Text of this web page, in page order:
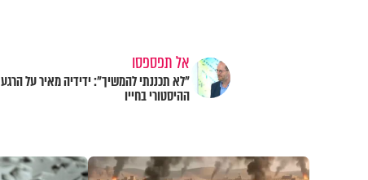
אל תפספסו
"לא תכננתי להמשיך": ידידיה מאיר על הרגע
ההיסטורי בחייו